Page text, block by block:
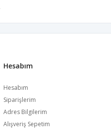
Hesabım
Hesabım
Siparişlerim
Adres Bilgilerim
Alışveriş Sepetim